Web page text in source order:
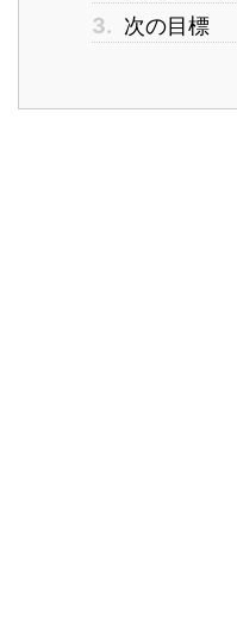
3. 次の目標